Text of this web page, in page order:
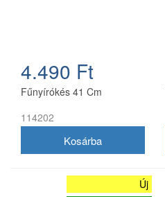
4.490 Ft
Fűnyírókés 41 Cm
114202
Új